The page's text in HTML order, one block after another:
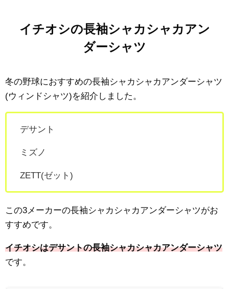
イチオシの長袖シャカシャカアン
ダーシャツ
冬の野球におすすめの長袖シャカシャカアンダーシャツ
(ウィンドシャツ)を紹介しました。
デサント
ミズノ
ZETT(ゼット)
この3メーカーの長袖シャカシャカアンダーシャツがお
すすめです。
イチオシはデサントの長袖シャカシャカアンダーシャツ
です。